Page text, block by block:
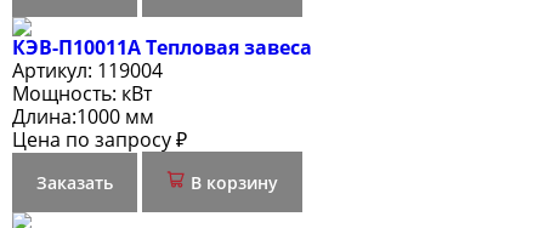
КЭВ-П10011A Тепловая завеса
Артикул: 119004
Мощность: кВт
Длина:1000 мм
Цена по запросу ₽
Заказать В корзину